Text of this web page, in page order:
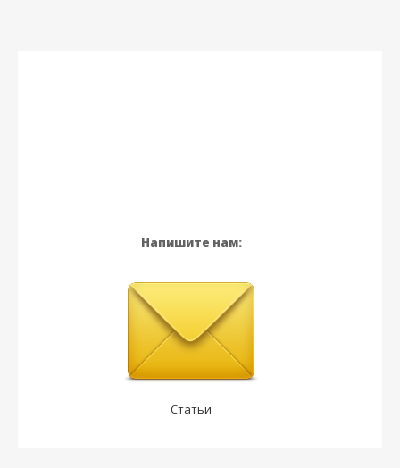
Напишите нам:
Статьи